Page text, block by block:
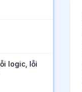
logic, lỗi